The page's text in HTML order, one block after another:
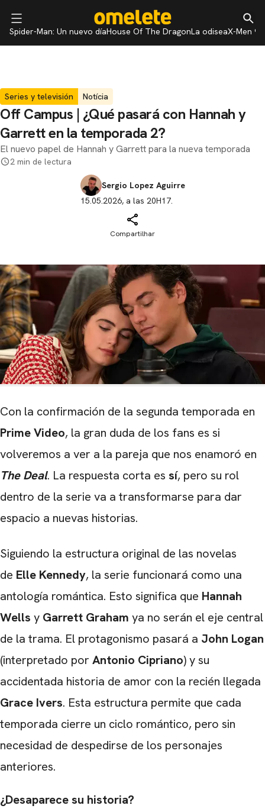
Spider-Man: Un nuevo díaHouse Of The DragonLa odiseaX-Men 97
Series y televisión Notícia
Off Campus | ¿Qué pasará con Hannah y
Garrett en la temporada 2?
El nuevo papel de Hannah y Garrett para la nueva temporada
2 min de lectura
Sergio Lopez Aguirre
15.05.2026, a las 20H17.
Compartilhar
Con la confirmación de la segunda temporada en
Prime Video, la gran duda de los fans es si
volveremos a ver a la pareja que nos enamoró en
The Deal. La respuesta corta es sí, pero su rol
dentro de la serie va a transformarse para dar
espacio a nuevas historias.
Siguiendo la estructura original de las novelas
de Elle Kennedy, la serie funcionará como una
antología romántica. Esto significa que Hannah
Wells y Garrett Graham ya no serán el eje central
de la trama. El protagonismo pasará a John Logan
(interpretado por Antonio Cipriano) y su
accidentada historia de amor con la recién llegada
Grace Ivers. Esta estructura permite que cada
temporada cierre un ciclo romántico, pero sin
necesidad de despedirse de los personajes
anteriores.
¿Desaparece su historia?